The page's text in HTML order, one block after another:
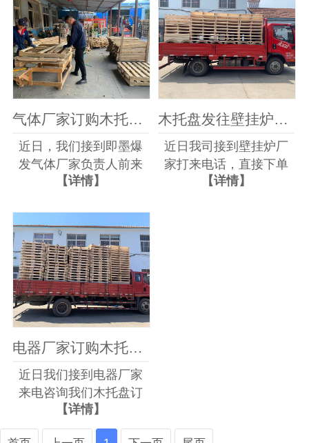
托盘产品用于该公司存
放机械设备，因此订购
要求较高，此次我们为
该公生产的实...
转进入物流仓库的产
品，该公司需要订购一
批熏蒸木托盘，实木托
盘能在长时间的...
气体厂家订购木托盘加急生产中
近日，我们接到即墨爆
发气体厂家负责人前来
参观的电话，此次宝发
木托盘项目，该客户是
通过老客户介绍而来，
此次前来参观我们也是
热情接待，通...
【详情】
木托盘发往壁挂炉厂家
近日我司接到壁挂炉厂
家打来电话，直接下单
订购木托盘一批，这次
【详情】
电器厂家订购木托盘发货
近日我们接到电器厂家
来电咨询我们木托盘订
购相关问题，在我们专
业技术的解答下，我们
【详情】